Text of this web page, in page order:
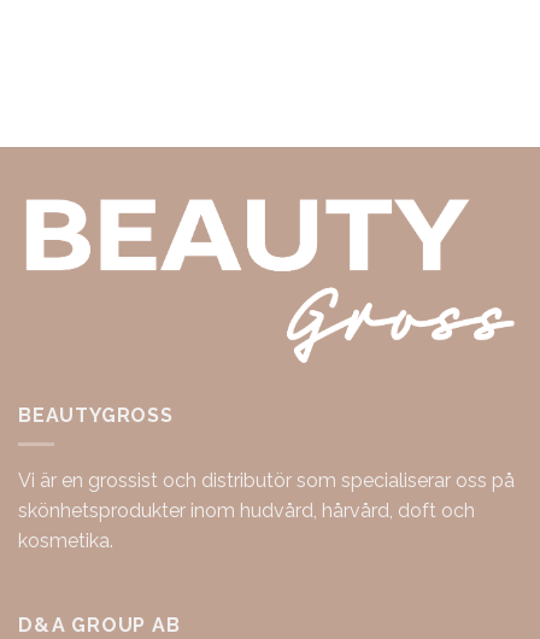
BEAUTYGROSS
Vi är en grossist och distributör som specialiserar oss på
skönhetsprodukter inom hudvård, hårvård, doft och
kosmetika.
D&A GROUP AB